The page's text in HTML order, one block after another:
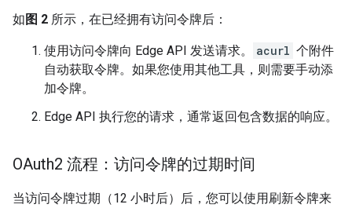
如 图 2 所示，在已经拥有访问令牌后：
使用访问令牌向 Edge API 发送请求。 acurl 个附件
自动获取令牌。如果您使用其他工具，则需要手动添
加令牌。
Edge API 执行您的请求，通常返回包含数据的响应。
OAuth2 流程：访问令牌的过期时间
当访问令牌过期（12 小时后）后，您可以使用刷新令牌来